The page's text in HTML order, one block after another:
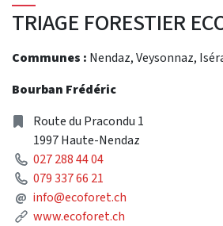
TRIAGE FORESTIER
Communes : Nendaz, Veysonnaz,
Bourban Frédéric
Address
Route du Pracondu 1
1997 Haute-Nendaz
Phone
027 288 44 04
Phone
079 337 66 21
@ Mail
info@ecoforet.ch
Link
www.ecoforet.ch